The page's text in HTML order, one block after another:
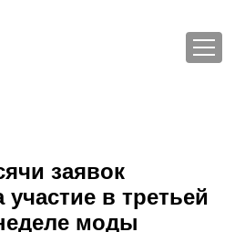
заявок
в третьей
моды